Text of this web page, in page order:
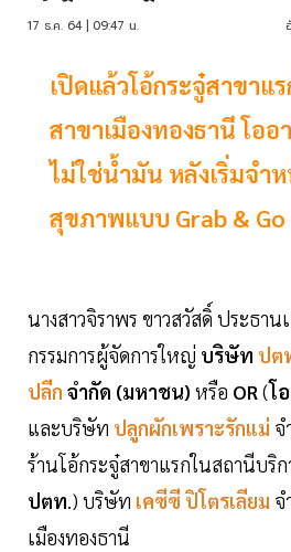
17 ธ.ค. 64 | 09:47 น.
เปิดแล้วโอ้กระจู๋สาขาแ
สาขาเมืองทองธานี โอ
ไม่ใช่น้ำมัน หลังเริ่มจำ
สุขภาพแบบ Grab & Go
นางสาวจิราพร ขาวสวัสดิ์ ประธา
กรรมการผู้จัดการใหญ่ บริษัท ปต
ปลีก จำกัด (มหาชน) หรือ OR(โ
และบริษัท ปลูกผักเพราะรักแม่ จ
ร้านโอ้กระจู๋สาขาแรกในสถานีบริ
ปตท.) บริษัท เคซีซี ปิโตรเลียม จ
เมืองทองธานี